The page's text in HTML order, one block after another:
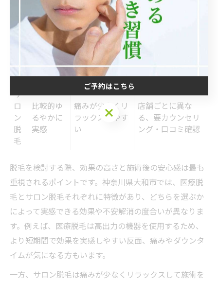
プ
ド
毛
短期間で
効果を実
感しやす
い
痛みが強い場合
あり、ダウンタ
イムにも注意
医師対応が可能、
トラブル時も迅速
サ
ロ
ン
脱
毛
比較的ゆ
るやかに
実感
痛みが少なくリ
ラックスしやす
い
店舗ごとに異な
る、要カウンセリ
ング・口コミ確認
脱毛を検討する際、効果の高さと施術後の安心感は最も
重視されるポイントです。神奈川県大和市では、医療脱
毛とサロン脱毛それぞれに特徴があり、どちらを選ぶか
によって実感できる効果や不安解消の度合いが異なりま
す。例えば、医療脱毛は高出力の機器を使用するため、
より短期間で効果を実感しやすい反面、痛みやダウンタ
イムが気になる方もいます。
一方、サロン脱毛は痛みが少なくリラックスして施術を
ご予約はこちら
ご予約はこちら